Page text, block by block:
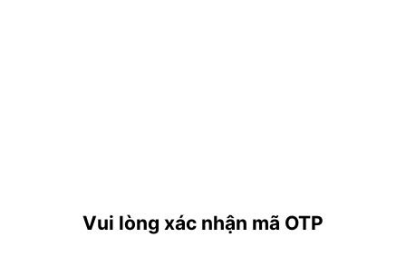
Vui lòng xác nhận mã OTP